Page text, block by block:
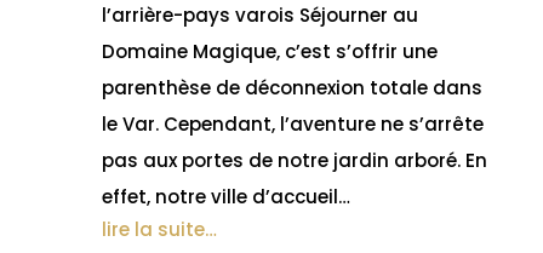
l’arrière-pays varois Séjourner au
Domaine Magique, c’est s’offrir une
parenthèse de déconnexion totale dans
le Var. Cependant, l’aventure ne s’arrête
pas aux portes de notre jardin arboré. En
effet, notre ville d’accueil…
lire la suite…